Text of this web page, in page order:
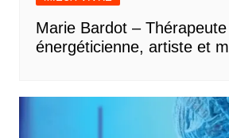
Marie Bardot – Thérapeute
énergéticienne, artiste et